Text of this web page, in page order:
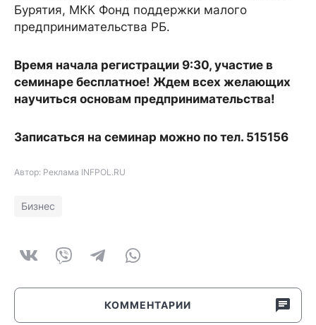
Бурятия, МКК Фонд поддержки малого
предпринимательства РБ.
Время начала регистрации 9:30, участие в
семинаре бесплатное! Ждем всех желающих
научиться основам предпринимательства!
Записаться на семинар можно по тел. 515156
Автор: Реклама INFPOL.RU
Бизнес
КОММЕНТАРИИ